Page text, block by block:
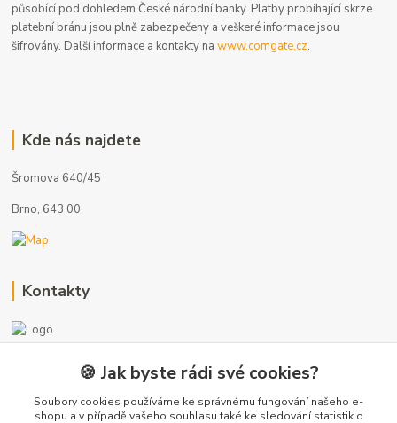
působící pod dohledem České národní banky. Platby probíhající skrze
platební bránu jsou plně zabezpečeny a veškeré informace jsou
šifrovány. Další informace a kontakty nawww.comgate.cz.
Kde nás najdete
Šromova 640/45
Brno, 643 00
Kontakty
+420 775 872 753
🍪 Jak byste rádi své cookies?
Soubory cookies používáme ke správnému fungování našeho e-
shopu a v případě vašeho souhlasu také ke sledování statistik o